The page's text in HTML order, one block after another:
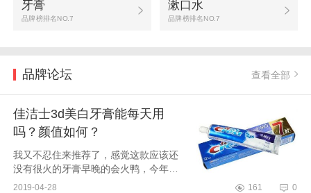
牙膏
品牌榜排名NO.7
漱口水
品牌榜排名NO.7
品牌论坛 查看全部
佳洁士3d美白牙膏能每天用
吗？颜值如何？
我又不忍住来推荐了，感觉这款应该还
没有很火的牙膏早晚的会火鸭，今年刚
上市。颜值超高，BulingBuling会发
2019-04-28 161 0